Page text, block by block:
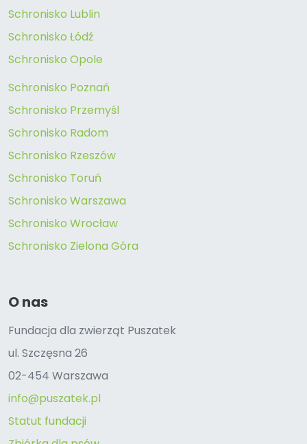
Schronisko Lublin
Schronisko Łódź
Schronisko Opole
Schronisko Poznań
Schronisko Przemyśl
Schronisko Radom
Schronisko Rzeszów
Schronisko Toruń
Schronisko Warszawa
Schronisko Wrocław
Schronisko Zielona Góra
O nas
Fundacja dla zwierząt Puszatek
ul. Szczęsna 26
02-454 Warszawa
info@puszatek.pl
Statut fundacji